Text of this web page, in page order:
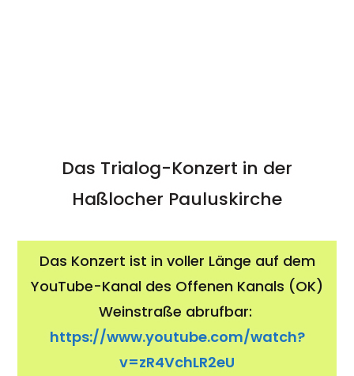
Das Trialog-Konzert in der
Haßlocher Pauluskirche
Das Konzert ist in voller Länge auf dem
YouTube-Kanal des Offenen Kanals (OK)
Weinstraße abrufbar:
https://www.youtube.com/watch?
v=zR4VchLR2eU